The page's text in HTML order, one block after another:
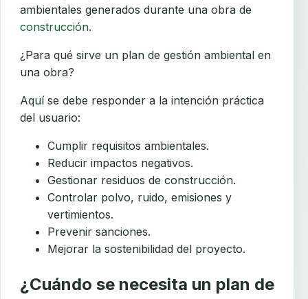
ambientales generados durante una obra de
construcción.
¿Para qué sirve un plan de gestión ambiental en
una obra?
Aquí se debe responder a la intención práctica
del usuario:
Cumplir requisitos ambientales.
Reducir impactos negativos.
Gestionar residuos de construcción.
Controlar polvo, ruido, emisiones y
vertimientos.
Prevenir sanciones.
Mejorar la sostenibilidad del proyecto.
¿Cuándo se necesita un plan de